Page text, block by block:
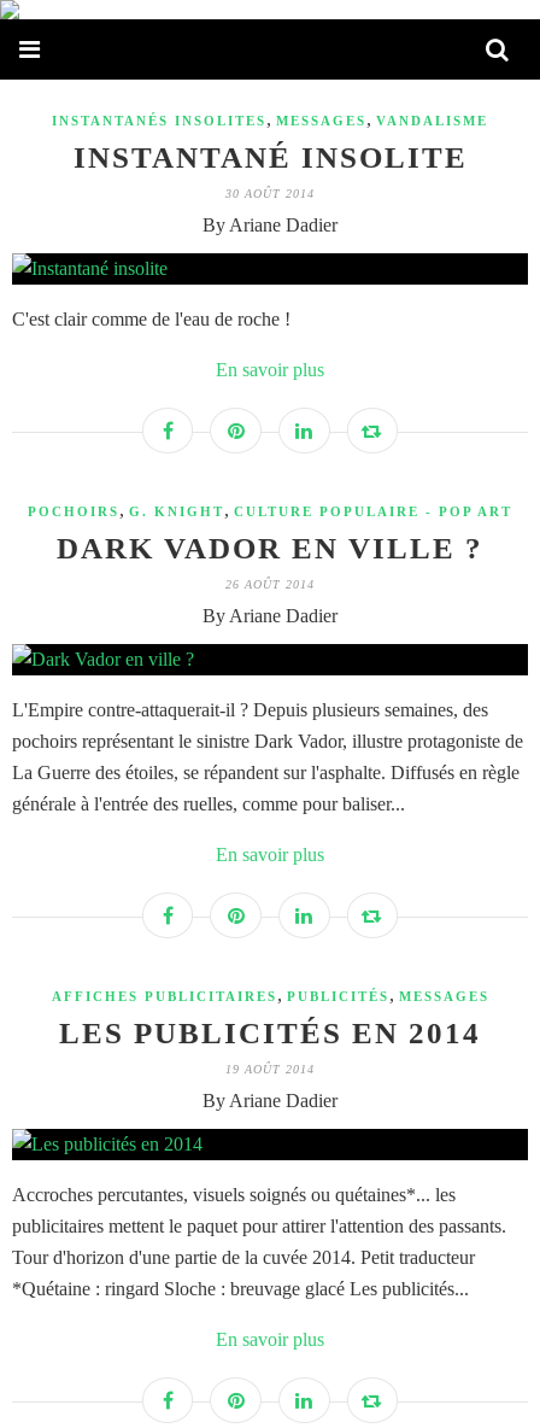
INSTANTANÉS INSOLITES , MESSAGES , VANDALISME
INSTANTANÉ INSOLITE
30 AOÛT 2014
By Ariane Dadier
C'est clair comme de l'eau de roche !
En savoir plus
POCHOIRS , G. KNIGHT, CULTURE POPULAIRE - POP ART
DARK VADOR EN VILLE ?
26 AOÛT 2014
By Ariane Dadier
L'Empire contre-attaquerait-il ? Depuis plusieurs semaines, des
pochoirs représentant le sinistre Dark Vador, illustre protagoniste de
La Guerre des étoiles, se répandent sur l'asphalte. Diffusés en règle
générale à l'entrée des ruelles, comme pour baliser...
En savoir plus
AFFICHES PUBLICITAIRES , PUBLICITÉS , MESSAGES
LES PUBLICITÉS EN 2014
19 AOÛT 2014
By Ariane Dadier
Accroches percutantes, visuels soignés ou quétaines*... les
publicitaires mettent le paquet pour attirer l'attention des passants.
Tour d'horizon d'une partie de la cuvée 2014. Petit traducteur
*Quétaine : ringard Sloche : breuvage glacé Les publicités...
En savoir plus